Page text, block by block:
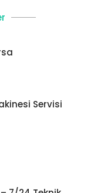
Servisi